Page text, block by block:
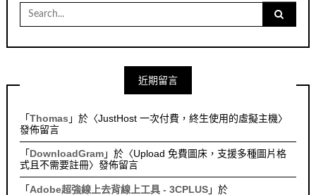
Search
for:
近期留言
「Thomas 」於〈JustHost 一次付費，終生使用的虛擬主機〉
發佈留言
「 DownloadGram」於〈Upload 免費圖床，支援多種圖片格
式且不需要註冊〉發佈留言
「 Adobe超強線上去背線上工具 - 3CPLUS」於